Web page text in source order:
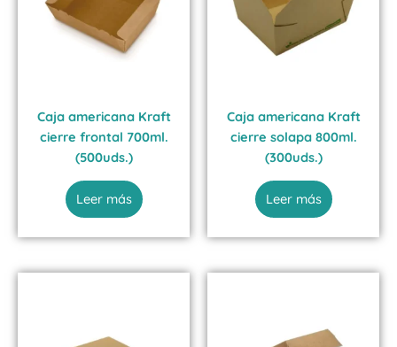
Caja americana Kraft
cierre frontal 700ml.
(500uds.)
Leer más
Caja americana Kraft
cierre solapa 800ml.
(300uds.)
Leer más